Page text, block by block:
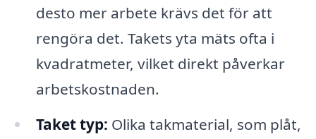
desto mer arbete krävs det för att
rengöra det. Takets yta mäts ofta i
kvadratmeter, vilket direkt påverkar
arbetskostnaden.
Taket typ: Olika takmaterial, som plåt,